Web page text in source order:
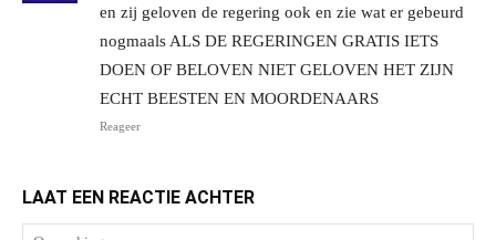
en zij geloven de regering ook en zie wat er gebeurd
nogmaals ALS DE REGERINGEN GRATIS IETS
DOEN OF BELOVEN NIET GELOVEN HET ZIJN
ECHT BEESTEN EN MOORDENAARS
Reageer
LAAT EEN REACTIE ACHTER